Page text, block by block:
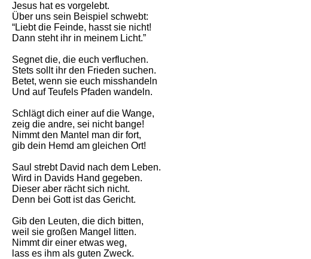
Jesus hat es vorgelebt.
Über uns sein Beispiel schwebt:
“Liebt die Feinde, hasst sie nicht!
Dann steht ihr in meinem Licht.”
Segnet die, die euch verfluchen.
Stets sollt ihr den Frieden suchen.
Betet, wenn sie euch misshandeln
Und auf Teufels Pfaden wandeln.
Schlägt dich einer auf die Wange,
zeig die andre, sei nicht bange!
Nimmt den Mantel man dir fort,
gib dein Hemd am gleichen Ort!
Saul strebt David nach dem Leben.
Wird in Davids Hand gegeben.
Dieser aber rächt sich nicht.
Denn bei Gott ist das Gericht.
Gib den Leuten, die dich bitten,
weil sie großen Mangel litten.
Nimmt dir einer etwas weg,
lass es ihm als guten Zweck.